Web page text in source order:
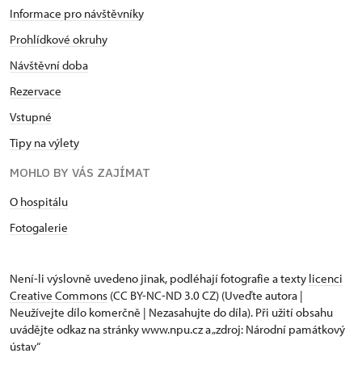
Informace pro návštěvníky
Prohlídkové okruhy
Návštěvní doba
Rezervace
Vstupné
Tipy na výlety
MOHLO BY VÁS ZAJÍMAT
O hospitálu
Fotogalerie
Není-li výslovně uvedeno jinak, podléhají fotografie a texty licenci
Creative Commons (CC BY-NC-ND 3.0 CZ) (Uveďte autora |
Neužívejte dílo komerčně | Nezasahujte do díla). Při užití obsahu
uvádějte odkaz na stránky www.npu.cz a „zdroj: Národní památkový
ústav“